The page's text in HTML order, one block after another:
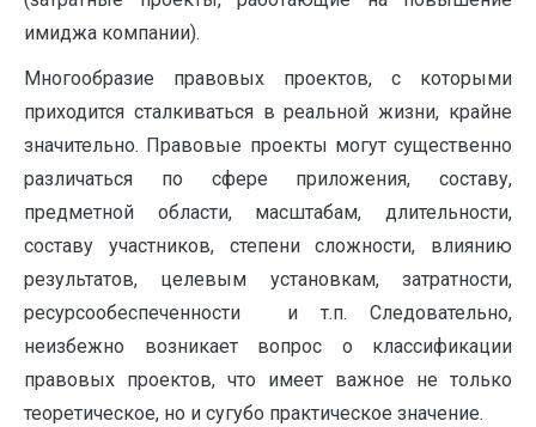
имиджа компании).
Многообразие правовых проектов, с которыми
приходится сталкиваться в реальной жизни, крайне
значительно. Правовые проекты могут существенно
различаться по сфере приложения, составу,
предметной области, масштабам, длительности,
составу участников, степени сложности, влиянию
результатов, целевым установкам, затратности,
ресурсообеспеченности и т.п. Следовательно,
неизбежно возникает вопрос о классификации
правовых проектов, что имеет важное не только
теоретическое, но и сугубо практическое значение.